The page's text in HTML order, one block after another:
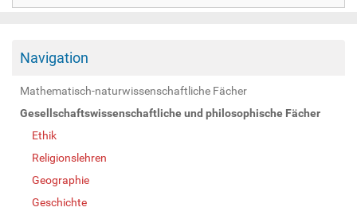
Navigation
Mathematisch-naturwissenschaftliche Fächer
Gesellschaftswissenschaftliche und philosophische Fächer
Ethik
Religionslehren
Geographie
Geschichte